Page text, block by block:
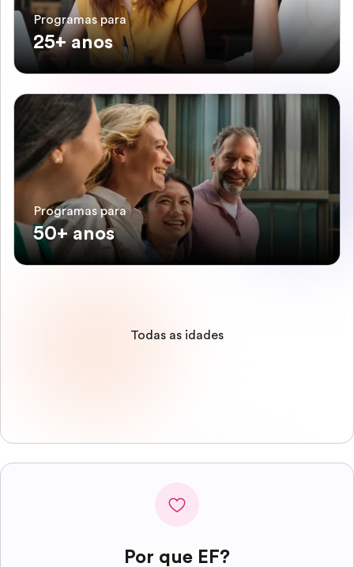
Programas para
25+ anos
Programas para
50+ anos
Todas as idades
Por que EF?